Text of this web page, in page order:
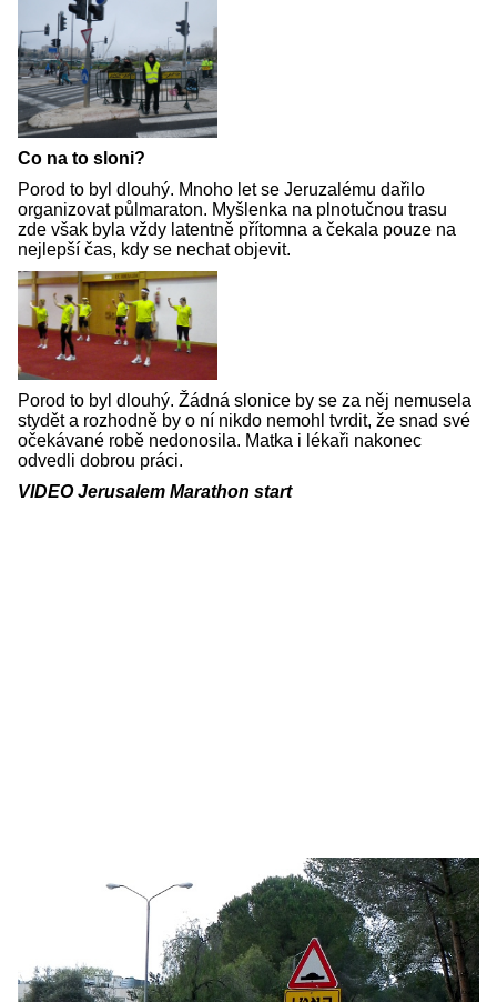
Co na to sloni?
Porod to byl dlouhý. Mnoho let se Jeruzalému dařilo
organizovat půlmaraton. Myšlenka na plnotučnou trasu
zde však byla vždy latentně přítomna a čekala pouze na
nejlepší čas, kdy se nechat objevit.
Porod to byl dlouhý. Žádná slonice by se za něj nemusela
stydět a rozhodně by o ní nikdo nemohl tvrdit, že snad své
očekávané robě nedonosila. Matka i lékaři nakonec
odvedli dobrou práci.
VIDEO Jerusalem Marathon start